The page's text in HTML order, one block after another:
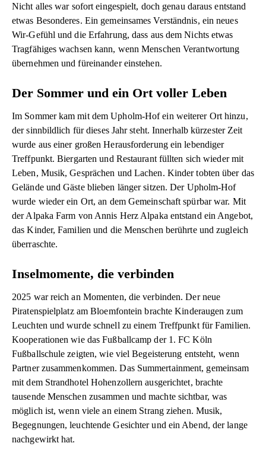
Nicht alles war sofort eingespielt, doch genau daraus entstand
etwas Besonderes. Ein gemeinsames Verständnis, ein neues
Wir-Gefühl und die Erfahrung, dass aus dem Nichts etwas
Tragfähiges wachsen kann, wenn Menschen Verantwortung
übernehmen und füreinander einstehen.
Der Sommer und ein Ort voller Leben
Im Sommer kam mit dem Upholm-Hof ein weiterer Ort hinzu,
der sinnbildlich für dieses Jahr steht. Innerhalb kürzester Zeit
wurde aus einer großen Herausforderung ein lebendiger
Treffpunkt. Biergarten und Restaurant füllten sich wieder mit
Leben, Musik, Gesprächen und Lachen. Kinder tobten über das
Gelände und Gäste blieben länger sitzen. Der Upholm-Hof
wurde wieder ein Ort, an dem Gemeinschaft spürbar war. Mit
der Alpaka Farm von Annis Herz Alpaka entstand ein Angebot,
das Kinder, Familien und die Menschen berührte und zugleich
überraschte.
Inselmomente, die verbinden
2025 war reich an Momenten, die verbinden. Der neue
Piratenspielplatz am Bloemfontein brachte Kinderaugen zum
Leuchten und wurde schnell zu einem Treffpunkt für Familien.
Kooperationen wie das Fußballcamp der 1. FC Köln
Fußballschule zeigten, wie viel Begeisterung entsteht, wenn
Partner zusammenkommen. Das Summertainment, gemeinsam
mit dem Strandhotel Hohenzollern ausgerichtet, brachte
tausende Menschen zusammen und machte sichtbar, was
möglich ist, wenn viele an einem Strang ziehen. Musik,
Begegnungen, leuchtende Gesichter und ein Abend, der lange
nachgewirkt hat.